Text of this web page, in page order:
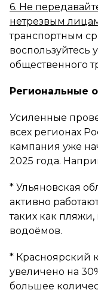
6. Не
нетрезвым
транспортным
воспользуйтесь
общественного
Региональные
Усиленные
всех регионах
кампания уже
2025 года.
* Ульяновская
активно
таких как
водоёмов.
* Красноярский
увеличено на
большее